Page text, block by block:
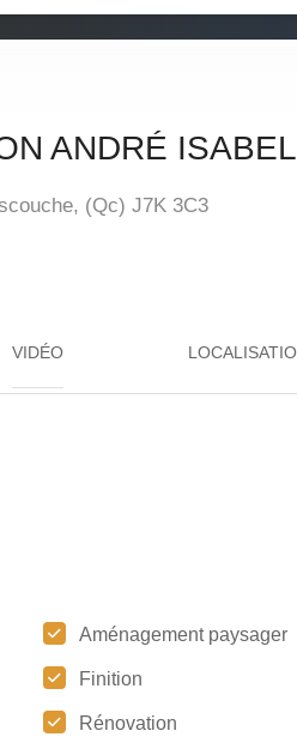
ANDRÉ ISABEL
(Qc) J7K 3C3
VIDÉO
Aménagement paysager
Finition
Rénovation